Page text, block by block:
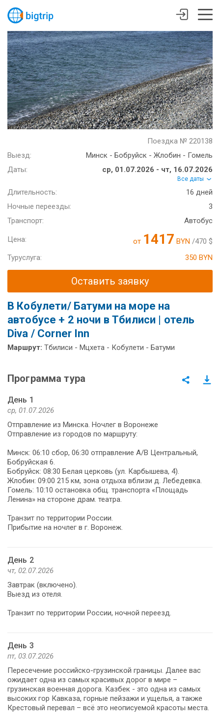
Поездка № 220138
Выезд:
Минск - Бобруйск - Жлобин - Гомель
Даты:
ср, 01.07.2026 - чт, 16.07.2026
Все даты
Длительность:
16 дней
Ночные переезды:
3
Транспорт:
Автобус
Цена: от 1417 BYN /470 $
Туруслуга:
350 BYN
Оставить заявку
В Кобулети/ Батуми на море на
автобусе + 2 ночи в Тбилиси | отель
Diva / Corner Inn
Маршрут: Тбилиси - Мцхета - Кобулети - Батуми
Программа тура
День 1
ср, 01.07.2026
Отправление из Минска. Ночлег в Воронеже
Отправление из городов по маршруту:
Минск: 06:10 сбор, 06:30 отправление А/В Центральный,
Бобруйская 6.
Бобруйск: 08:30 Белая церковь (ул. Карбышева, 4).
Жлобин: 09:00 215 км, зона отдыха вблизи д. Лебедевка.
Гомель: 10:10 остановка общ. транспорта «Площадь
Ленина» на стороне драм. театра.
Транзит по территории России.
Прибытие на ночлег в г. Воронеж.
День 2
чт, 02.07.2026
Завтрак (включено).
Выезд из отеля.
Транзит по территории России, ночной переезд.
День 3
пт, 03.07.2026
Пересечение российско-грузинской границы. Далее вас
ожидает одна из самых красивых дорог в мире –
грузинская военная дорога. Казбек - это одна из самых
высоких гор Кавказа, горные пейзажи и ущелья, а также
Крестовый перевал – всё это неописуемой красоты места.